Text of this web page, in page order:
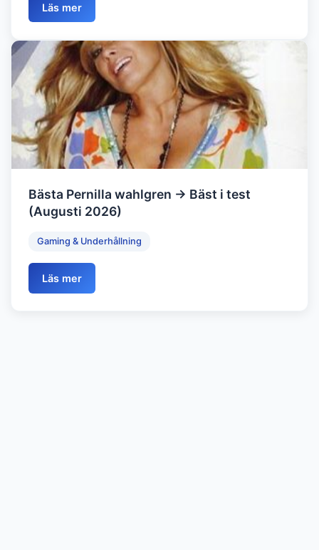
Läs mer
Bästa Pernilla wahlgren → Bäst i test
(Augusti 2026)
Gaming & Underhållning
Läs mer